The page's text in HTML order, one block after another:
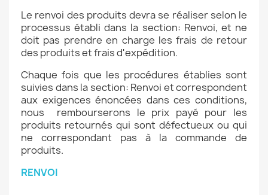
Le renvoi des produits devra se réaliser selon le
processus établi dans la section: Renvoi, et ne
doit pas prendre en charge les frais de retour
des produitset frais d'expédition.
Chaque fois que les procédures établies sont
suivies dans la section: Renvoi et correspondent
aux exigences énoncées dans ces conditions,
nous rembourserons le prix payé pour les
produits retournés qui sont défectueux ou qui
ne correspondant pas à la commande de
produits.
RENVOI